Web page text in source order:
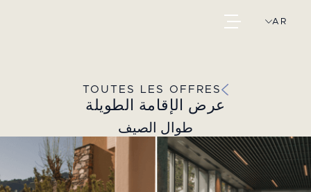
AR
TOUTES LES OFFRES
عرض الإقامة الطويلة
طوال الصيف